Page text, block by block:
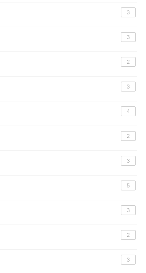
3
3
2
3
4
2
3
5
3
2
3